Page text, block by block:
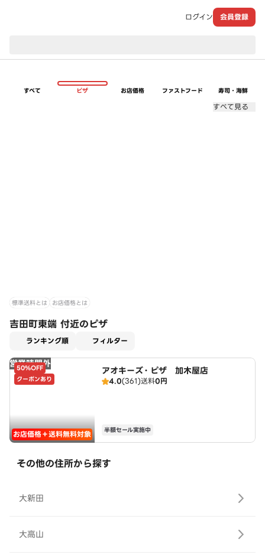
ログイン 会員登録
すべて ピザ お店価格 ファストフード 寿司・海鮮
すべて見る
標準送料とは お店価格とは
吉田町東端 付近のピザ
ランキング順 フィルター
営業時間外
50%OFF
クーポンあり
お店価格＋送料無料対象
アオキーズ・ピザ 加木屋店
4.0(361)送料0円
半額セール実施中
その他の住所から探す
大新田
大高山